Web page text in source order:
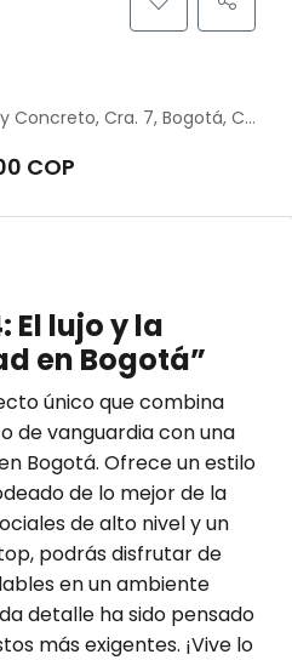
Cra. 7, Bogotá, Colombia
COP
El lujo y la
en Bogotá”
único que combina
de vanguardia con una
Bogotá. Ofrece un estilo
de lo mejor de la
de alto nivel y un
podrás disfrutar de
en un ambiente
detalle ha sido pensado
más exigentes. ¡Vive lo